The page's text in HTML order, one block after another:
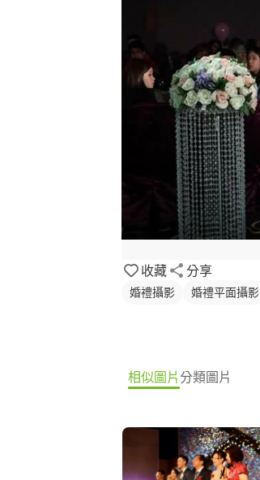
收藏 分享
婚禮攝影 婚禮平面攝影
相似圖片分類圖片